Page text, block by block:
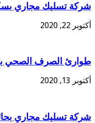
شركة تسليك مجاري
أكتوبر 22, 2020
طوارئ الصرف الصحي
أكتوبر 13, 2020
شركة تسليك مجاري